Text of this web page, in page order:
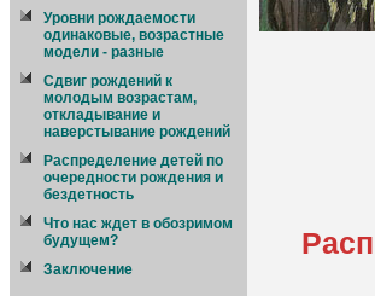
Уровни рождаемости
одинаковые, возрастные
модели - разные
Сдвиг рождений к
молодым возрастам,
откладывание и
наверстывание рождений
Распределение детей по
очередности рождения и
бездетность
Что нас ждет в обозримом
будущем?
Заключение